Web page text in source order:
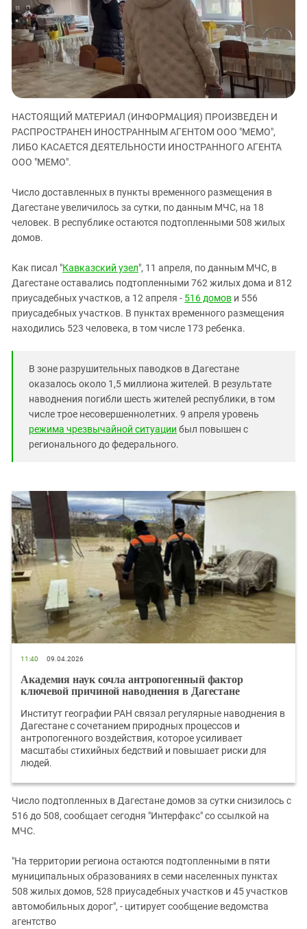
ЗАСТАВЛЯЕТ
КАВКАЗ ЗА ПАЛЕСТИНУ
ИНАКОМЫСЛИЕ В ЧЕЧНЕ
ПРЕСЛЕДОВАНИЕ АКТИВИСТОВ
МОБИЛИЗАЦИЯ И ПРОТЕСТЫ
Дагестан
Ингушетия
Кабардино-Балкария
Калмыкия
Карачаево-Черкесия
Краснодарский край
Российская Федерация
Северная Осетия - Алания
СКФО
Чечня
Южная Осетия
Южный Кавказ
ЮФО
НАСТОЯЩИЙ МАТЕРИАЛ (ИНФОРМАЦИЯ) ПРОИЗВЕДЕН И
РАСПРОСТРАНЕН ИНОСТРАННЫМ АГЕНТОМ ООО "МЕМО",
ЛИБО КАСАЕТСЯ ДЕЯТЕЛЬНОСТИ ИНОСТРАННОГО АГЕНТА
ООО "МЕМО".
Число доставленных в пункты временного размещения в
Дагестане увеличилось за сутки, по данным МЧС, на 18
человек. В республике остаются подтопленными 508 жилых
домов.
Как писал "Кавказский узел", 11 апреля, по данным МЧС, в
Дагестане оставались подтопленными 762 жилых дома и 812
приусадебных участков, а 12 апреля - 516 домов и 556
приусадебных участков. В пунктах временного размещения
находились 523 человека, в том числе 173 ребенка.
В зоне разрушительных паводков в Дагестане
оказалось около 1,5 миллиона жителей. В результате
наводнения погибли шесть жителей республики, в том
числе трое несовершеннолетних. 9 апреля уровень
режима чрезвычайной ситуации был повышен с
регионального до федерального.
11:40 09.04.2026
Академия наук сочла антропогенный фактор
ключевой причиной наводнения в Дагестане
Институт географии РАН связал регулярные наводнения в
Дагестане с сочетанием природных процессов и
антропогенного воздействия, которое усиливает
масштабы стихийных бедствий и повышает риски для
людей.
Число подтопленных в Дагестане домов за сутки снизилось с
516 до 508, сообщает сегодня "Интерфакс" со ссылкой на
МЧС.
"На территории региона остаются подтопленными в пяти
муниципальных образованиях в семи населенных пунктах
508 жилых домов, 528 приусадебных участков и 45 участков
автомобильных дорог", - цитирует сообщение ведомства
агентство